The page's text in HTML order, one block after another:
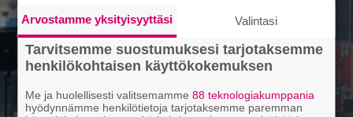
Arvostamme yksityisyyttäsi Valintasi
Tarvitsemme suostumuksesi tarjotaksemme
henkilökohtaisen käyttökokemuksen
Me ja huolellisesti valitsemamme88 teknologiakumppania
hyödynnämme henkilötietoja tarjotaksemme paremman